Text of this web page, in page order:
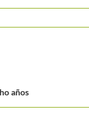
años